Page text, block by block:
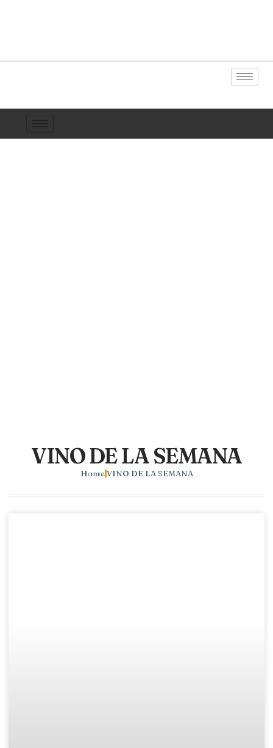
VINO DE LA SEMANA
Home VINO DE LA SEMANA